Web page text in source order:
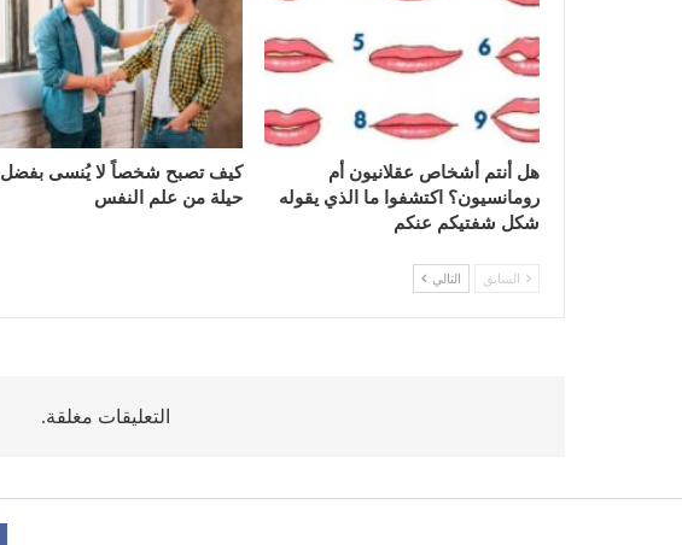
هل أنتم أشخاص عقلانيون أم
رومانسيون؟ اكتشفوا ما الذي يقوله
شكل شفتيكم عنكم
كيف تصبح شخصاً لا يُنسى بفضل
حيلة من علم النفس
السابق التالي
التعليقات مغلقة.